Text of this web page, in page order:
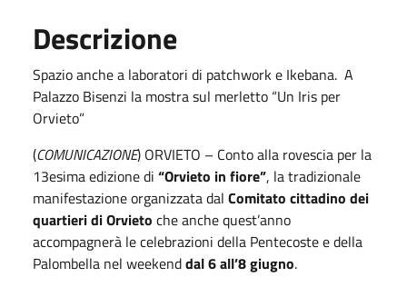
Descrizione
Spazio anche a laboratori di patchwork e Ikebana. A
Palazzo Bisenzi la mostra sul merletto “Un Iris per
Orvieto”
(COMUNICAZIONE) ORVIETO – Conto alla rovescia per la
13esima edizione di “Orvieto in fiore”, la tradizionale
manifestazione organizzata dal Comitato cittadino dei
quartieri di Orvieto che anche quest’anno
accompagnerà le celebrazioni della Pentecoste e della
Palombella nel weekenddal 6 all’8 giugno.